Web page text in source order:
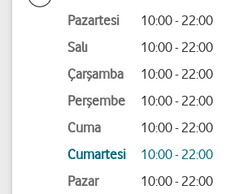
Pazartesi
10:00 - 22:00
Salı
10:00 - 22:00
Çarşamba
10:00 - 22:00
Perşembe
10:00 - 22:00
Cuma
10:00 - 22:00
Cumartesi
10:00 - 22:00
Pazar
10:00 - 22:00